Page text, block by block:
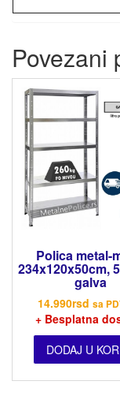
Povezani
Polica metal-
234x120x50cm,
galva
14.990rsd sa
+ Besplatna
DODAJ U